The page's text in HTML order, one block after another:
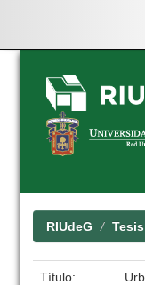
Skip
navigation
RIUdeG Tesis
Título: